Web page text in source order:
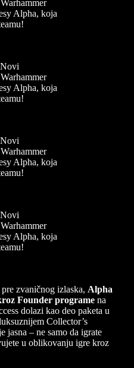
zvaničnog izlaska, Alpha
Founder programe na
dolazi kao deo paketa u
Collector’s
jasna – ne samo da igrate
u oblikovanju igre kroz